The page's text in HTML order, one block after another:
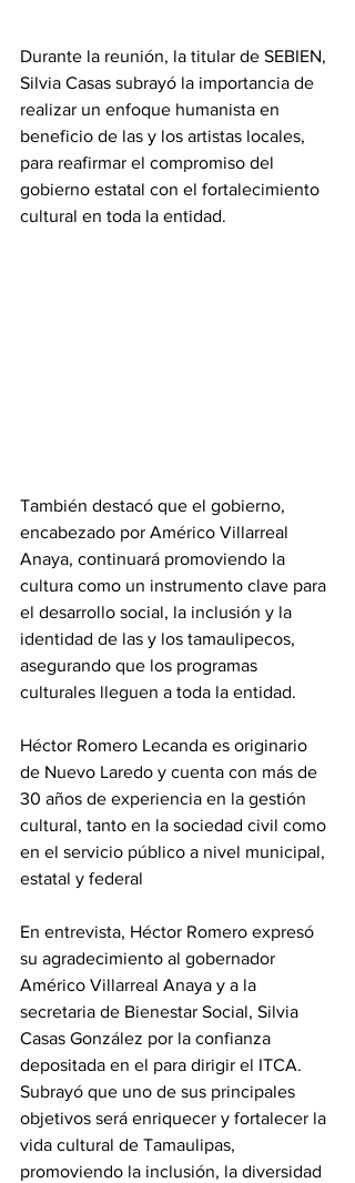
Durante la reunión, la titular de SEBIEN,
Silvia Casas subrayó la importancia de
realizar un enfoque humanista en
beneficio de las y los artistas locales,
para reafirmar el compromiso del
gobierno estatal con el fortalecimiento
cultural en toda la entidad.
También destacó que el gobierno,
encabezado por Américo Villarreal
Anaya, continuará promoviendo la
cultura como un instrumento clave para
el desarrollo social, la inclusión y la
identidad de las y los tamaulipecos,
asegurando que los programas
culturales lleguen a toda la entidad.
Héctor Romero Lecanda es originario
de Nuevo Laredo y cuenta con más de
30 años de experiencia en la gestión
cultural, tanto en la sociedad civil como
en el servicio público a nivel municipal,
estatal y federal
En entrevista, Héctor Romero expresó
su agradecimiento al gobernador
Américo Villarreal Anaya y a la
secretaria de Bienestar Social, Silvia
Casas González por la confianza
depositada en el para dirigir el ITCA.
Subrayó que uno de sus principales
objetivos será enriquecer y fortalecer la
vida cultural de Tamaulipas,
promoviendo la inclusión, la diversidad